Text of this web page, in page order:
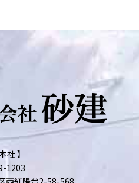
社 】
1203